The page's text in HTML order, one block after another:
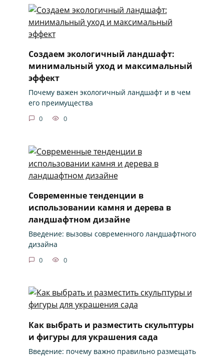
Создаем экологичный ландшафт:
минимальный уход и максимальный
эффект
Почему важен экологичный ландшафт и в чем
его преимущества
0 0
Современные тенденции в
использовании камня и дерева в
ландшафтном дизайне
Введение: вызовы современного ландшафтного
дизайна
0 0
Как выбрать и разместить скульптуры
и фигуры для украшения сада
Введение: почему важно правильно размещать